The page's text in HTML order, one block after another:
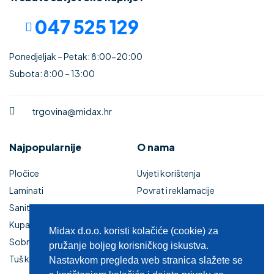
047 525 129
Ponedjeljak – Petak: 8:00-20:00
Subota: 8:00 – 13:00
trgovina@midax.hr
Najpopularnije
Pločice
Laminati
Sanitarije
Kupaonski namještaj
Sobna vrata
Tuš kabine i kade
O nama
Uvjeti korištenja
Povrat i reklamacije
Izjava o sigurnosti online
plaćanja
Kupaonski namještaj
Zaštita privatnosti
Midax d.o.o. koristi kolačiće (cookie) za
pružanje boljeg korisničkog iskustva.
Nastavkom pregleda web stranica slažete se